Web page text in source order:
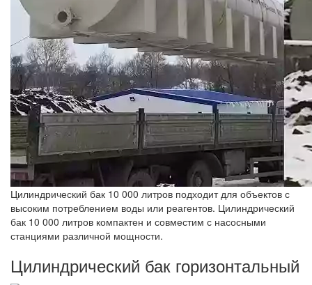
Цилиндрический бак 10 000 литров подходит для объектов с
высоким потреблением воды или реагентов. Цилиндрический
бак 10 000 литров компактен и совместим с насосными
станциями различной мощности.
Цилиндрический бак горизонтальный